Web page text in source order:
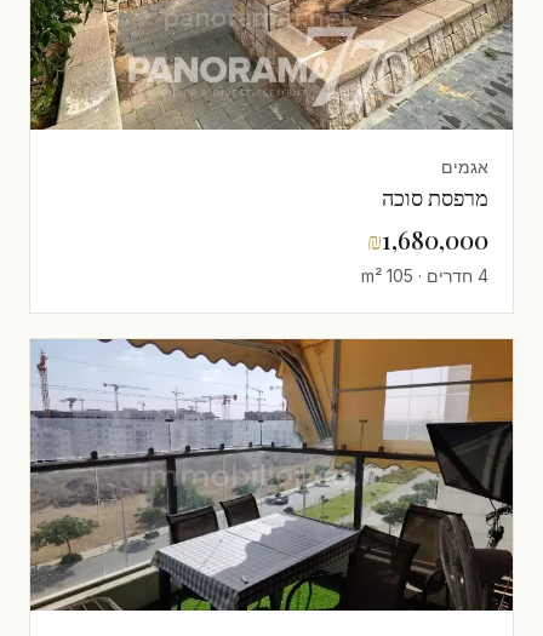
אגמים
מרפסת סוכה
₪1,680,000
4 חדרים · 105 m²